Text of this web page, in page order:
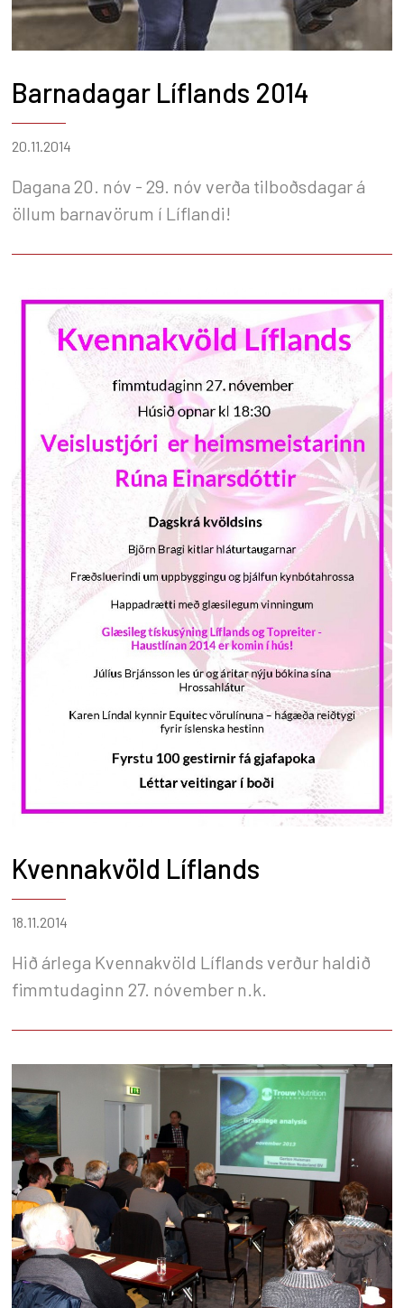
Barnadagar Líflands 2014
20.11.2014
Dagana 20. nóv - 29. nóv verða tilboðsdagar á
öllum barnavörum í Líflandi!
Kvennakvöld Líflands
18.11.2014
Hið árlega Kvennakvöld Líflands verður haldið
fimmtudaginn 27. nóvember n.k.